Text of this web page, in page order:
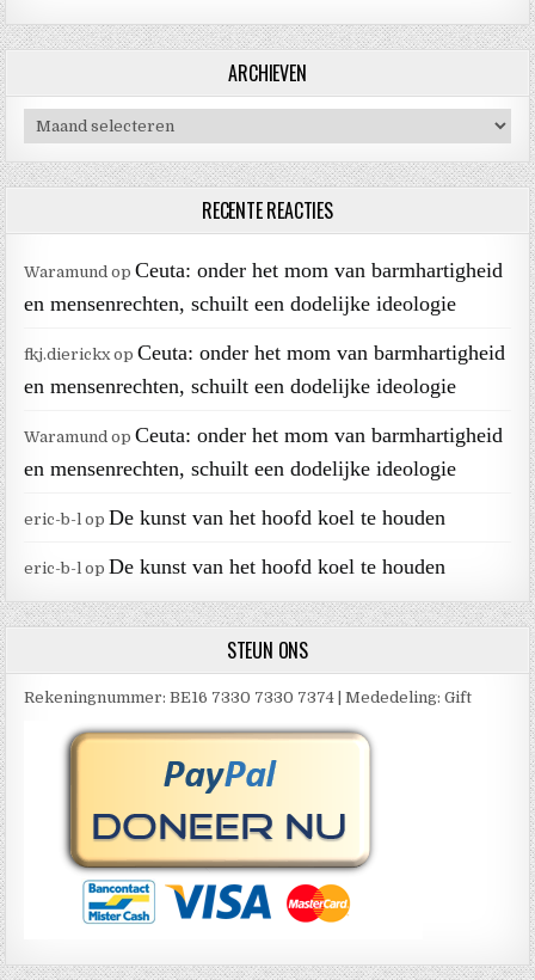
ARCHIEVEN
Archieven
RECENTE REACTIES
Waramund opCeuta: onder het mom van barmhartigheid
en mensenrechten, schuilt een dodelijke ideologie
fkj.dierickxopCeuta: onder het mom van barmhartigheid
en mensenrechten, schuilt een dodelijke ideologie
Waramund opCeuta: onder het mom van barmhartigheid
en mensenrechten, schuilt een dodelijke ideologie
eric-b-l opDe kunst van het hoofd koel te houden
eric-b-l opDe kunst van het hoofd koel te houden
STEUN ONS
Rekeningnummer: BE16 7330 7330 7374 | Mededeling: Gift